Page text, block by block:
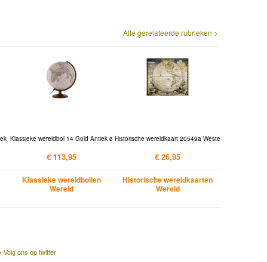
Alle gerelateerde rubrieken >
Klassieke wereldbol 14 Gold Antiek ø
€ 113,95
Klassieke wereldbollen
Wereld
Historische wereldkaart 20549a Weste
€ 26,95
Historische wereldkaarten
Wereld
Volg ons op twitter